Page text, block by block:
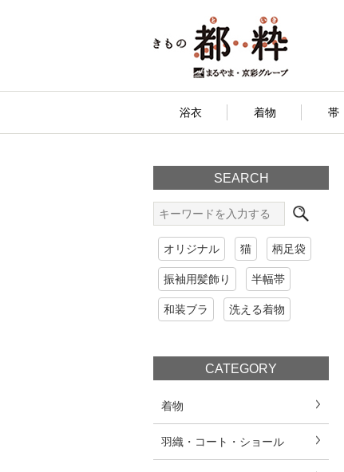
浴衣 着物 帯
SEARCH
オリジナル 猫 柄足袋
振袖用髪飾り 半幅帯
和装ブラ 洗える着物
CATEGORY
着物
羽織・コート・ショール